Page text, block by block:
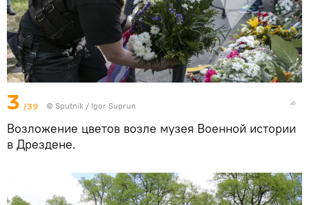
3 /39 © Sputnik / Igor Suprun
Возложение цветов возле музея Военной истории
в Дрездене.